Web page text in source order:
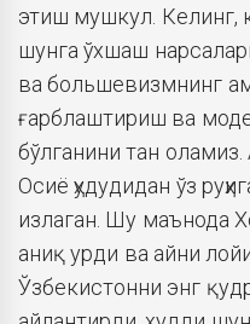
этиш мушкул. Келинг,
шунга ўхшаш
ва большевизмнинг
ғарблаштириш ва
бўлганини тан
Осиё ҳудудидан ўз
излаган. Шу маънода
аниқ урди ва айни
Ўзбекистонни энг